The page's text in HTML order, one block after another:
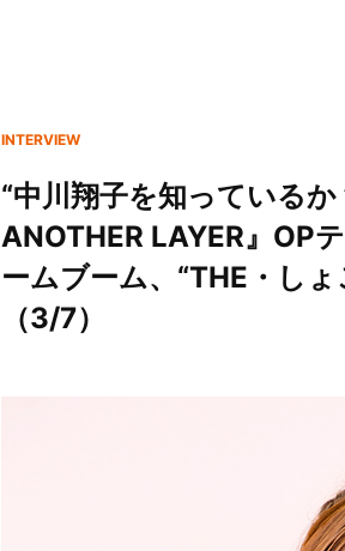
INTERVIEW
“中川翔子を知っている
ANOTHER LAYER』OP
ームブーム、“THE・し
（3/7）